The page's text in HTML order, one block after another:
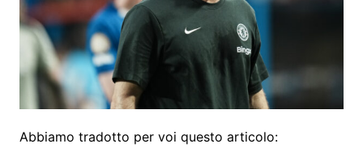
Abbiamo tradotto per voi questo articolo: